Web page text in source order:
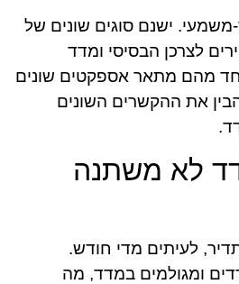
ישנם סוגים שונים של
לצרכן הבסיסי ומדד
מהם מתאר אספקטים שונים
את ההקשרים השונים
המדד לא משתנה
לעיתים מדי חודש.
ומגולמים במדד, מה